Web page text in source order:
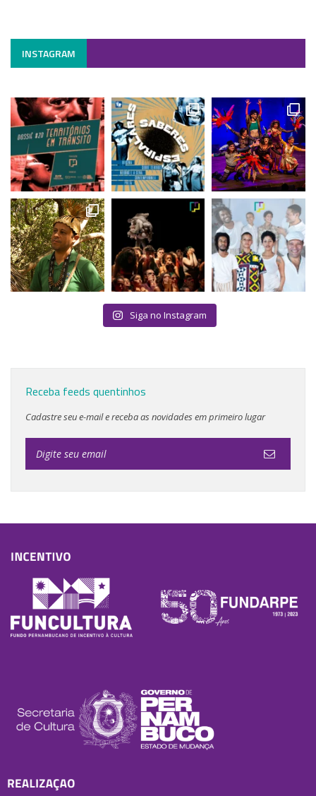
INSTAGRAM
Siga no Instagram
Receba feeds quentinhos
Cadastre seu e-mail e receba as novidades em primeiro lugar